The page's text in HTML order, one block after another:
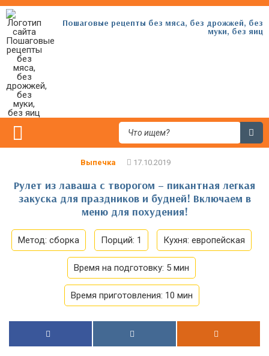
Пошаговые рецепты без мяса, без дрожжей, без
муки, без яиц
Выпечка
Рулет из лаваша с творогом – пикантная легкая
закуска для праздников и будней! Включаем в
меню для похудения!
Метод: сборка Порций: 1 Кухня: европейская
Время на подготовку: 5 мин
Время приготовления: 10 мин